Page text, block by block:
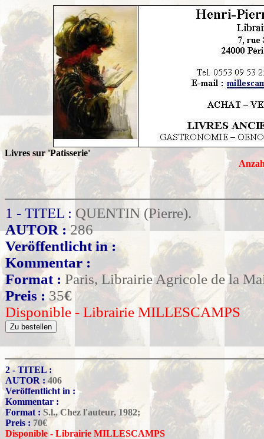
Livres sur 'Patisserie'
1 - TITEL : QUENTIN (Pierre).
AUTOR : 286
Veröffentlicht in :
Kommentar :
Format : Paris, Librairie Agricole de la
Preis : 35€
Disponible - Librairie MILLESCAMPS
2 - TITEL :
AUTOR : 406
Veröffentlicht in :
Kommentar :
Format : S.l., Chez l'auteur, 1982;
Preis : 70€
Disponible - Librairie MILLESCAMPS